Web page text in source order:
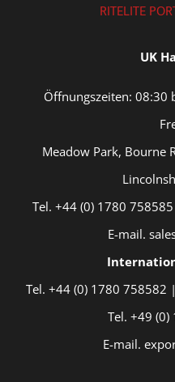
RITELITE
UK
Öffnungszeiten: 08:30
Meadow Park, Bourne
Tel. +44 (0) 1780
E-mail.
Tel. +44 (0) 1780 758582
Tel. +49
E-mail.